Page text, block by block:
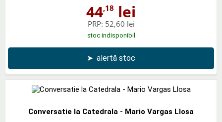
44,18 lei
PRP: 52,60 lei
stoc indisponibil
➤ alertă stoc
Conversatie la Catedrala - Mario Vargas Llosa